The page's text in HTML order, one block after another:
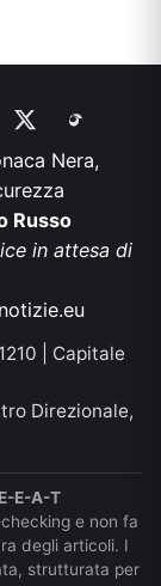
Nera,
Russo
in attesa di
| Capitale
Direzionale,
E-A-T
e non fa
degli articoli. I
strutturata per